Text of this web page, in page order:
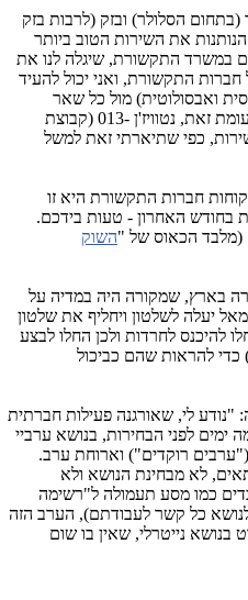
הסלולר) ובזק (לרבות בזק
את השירות הטוב ביותר
במשרד התקשורת, שיגלה לנו את
התקשורת, ואני יכול להעיד
ואבסולוטית) מול כל שאר
ספקיות התקשורת ברמת השירות. לעומת זאת, נטוויז'ן -013 (קבוצת
כפי שתיארתי זאת למשל
חברות התקשורת היא זו
האחרון - טעות בידכם.
(מלבד הכאוס של "השוק
בארץ, שמקורה היה במדיה על
יעלה לשלטון ויחליף את שלטון
להיכנס לחרדות ולכן החלו לבצע
כדי להראות שהם כביכול
לי, שאורגנה פעילות חברתית
לפני הבחירות, בנושא ערביי
רוקדים") וארוחת ערב.
לא מבחינת הנושא ולא
כמו מסע תעמולה ל"רשימה
כל קשר לעבודתם), הערב הזה
נייטרלי, שאין בו שום